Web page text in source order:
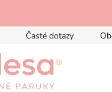
Časté dotazy